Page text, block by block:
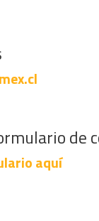
de
aquí